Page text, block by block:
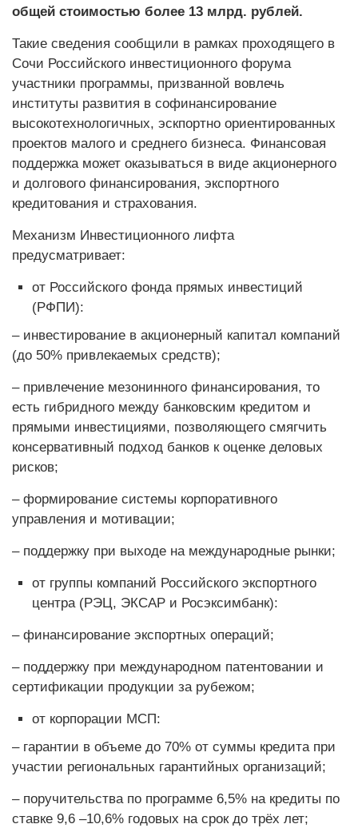
общей стоимостью более 13 млрд. рублей.
Такие сведения сообщили в рамках проходящего в
Сочи Российского инвестиционного форума
участники программы, призванной вовлечь
институты развития в софинансирование
высокотехнологичных, эскпортно ориентированных
проектов малого и среднего бизнеса. Финансовая
поддержка может оказываться в виде акционерного
и долгового финансирования, экспортного
кредитования и страхования.
Механизм Инвестиционного лифта
предусматривает:
от Российского фонда прямых инвестиций
(РФПИ):
– инвестирование в акционерный капитал компаний
(до 50% привлекаемых средств);
– привлечение мезонинного финансирования, то
есть гибридного между банковским кредитом и
прямыми инвестициями, позволяющего смягчить
консервативный подход банков к оценке деловых
рисков;
– формирование системы корпоративного
управления и мотивации;
– поддержку при выходе на международные рынки;
от группы компаний Российского экспортного
центра (РЭЦ, ЭКСАР и Росэксимбанк):
– финансирование экспортных операций;
– поддержку при международном патентовании и
сертификации продукции за рубежом;
от корпорации МСП:
– гарантии в объеме до 70% от суммы кредита при
участии региональных гарантийных организаций;
– поручительства по программе 6,5% на кредиты по
ставке 9,6 –10,6% годовых на срок до трёх лет;